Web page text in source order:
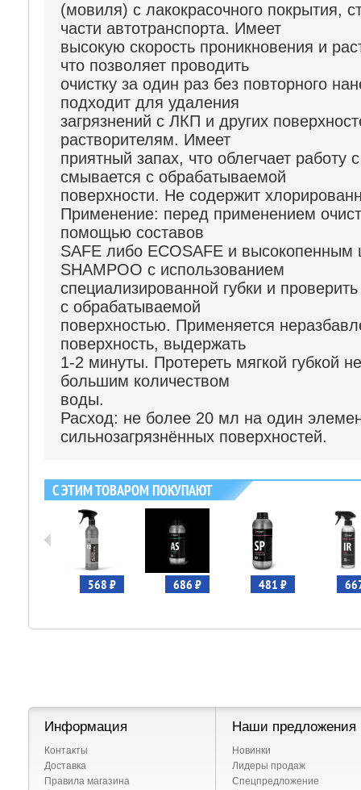
(мовиля) с лакокрасочного покрытия,
части автотранспорта. Имеет
высокую скорость проникновения и
что позволяет проводить
очистку за один раз без повторного
подходит для удаления
загрязнений с ЛКП и других
растворителям. Имеет
приятный запах, что облегчает работу
смывается с обрабатываемой
поверхности. Не содержит
Применение: перед применением
помощью составов
SAFE либо ECOSAFE и
SHAMPOO с использованием
специализированной губки и
с обрабатываемой
поверхностью. Применяется
поверхность, выдержать
1-2 минуты. Протереть мягкой губкой
большим количеством
воды.
Расход: не более 20 мл на один
сильнозагрязнённых поверхностей.
С ЭТИМ ТОВАРОМ ПОКУПАЮТ
568 ₽ 686 ₽ 481 ₽
Информация
Контакты
Доставка
Правила магазина
Наши предложения
Новинки
Лидеры продаж
Спецпредложение